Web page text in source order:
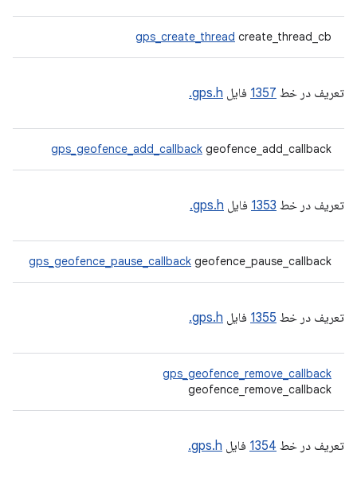
gps_create_thread create_thread_cb
تعریف در خط 1357 فایل gps.h.
gps_geofence_add_callback geofence_add_callback
تعریف در خط 1353 فایل gps.h.
gps_geofence_pause_callback geofence_pause_callback
تعریف در خط 1355 فایل gps.h.
gps_geofence_remove_callback
geofence_remove_callback
تعریف در خط 1354 فایل gps.h.